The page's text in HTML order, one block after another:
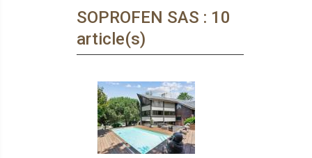
SOPROFEN SAS : 10
article(s)